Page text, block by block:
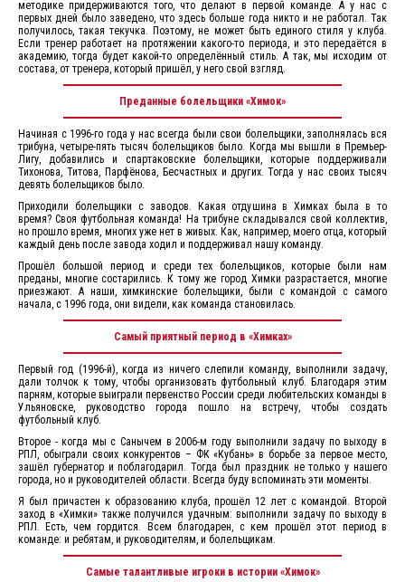
методике придерживаются того, что делают в первой команде. А у нас с
первых дней было заведено, что здесь больше года никто и не работал. Так
получилось, такая текучка. Поэтому, не может быть единого стиля у клуба.
Если тренер работает на протяжении какого-то периода, и это передаётся в
академию, тогда будет какой-то определённый стиль. А так, мы исходим от
состава, от тренера, который пришёл, у него свой взгляд.
Преданные болельщики «Химок»
Начиная с 1996-го года у нас всегда были свои болельщики, заполнялась вся
трибуна, четыре-пять тысяч болельщиков было. Когда мы вышли в Премьер-
Лигу, добавились и спартаковские болельщики, которые поддерживали
Тихонова, Титова, Парфёнова, Бесчастных и других. Тогда у нас своих тысяч
девять болельщиков было.
Приходили болельщики с заводов. Какая отдушина в Химках была в то
время? Своя футбольная команда! На трибуне складывался свой коллектив,
но прошло время, многих уже нет в живых. Как, например, моего отца, который
каждый день после завода ходил и поддерживал нашу команду.
Прошёл большой период и среди тех болельщиков, которые были нам
преданы, многие состарились. К тому же город Химки разрастается, многие
приезжают. А наши, химкинские болельщики, были с командой с самого
начала, с 1996 года, они видели, как команда становилась.
Самый приятный период в «Химках»
Первый год (1996-й), когда из ничего слепили команду, выполнили задачу,
дали толчок к тому, чтобы организовать футбольный клуб. Благодаря этим
парням, которые выиграли первенство России среди любительских команды в
Ульяновске, руководство города пошло на встречу, чтобы создать
футбольный клуб.
Второе - когда мы с Санычем в 2006-м году выполнили задачу по выходу в
РПЛ, обыграли своих конкурентов – ФК «Кубань» в борьбе за первое место,
зашёл губернатор и поблагодарил. Тогда был праздник не только у нашего
города, но и руководителей области. Всегда буду вспоминать эти моменты.
Я был причастен к образованию клуба, прошёл 12 лет с командой. Второй
заход в «Химки» также получился удачным: выполнили задачу по выходу в
РПЛ. Есть, чем гордится. Всем благодарен, с кем прошёл этот период в
команде: и ребятам, и руководителям, и болельщикам.
Самые талантливые игроки в истории «Химок»